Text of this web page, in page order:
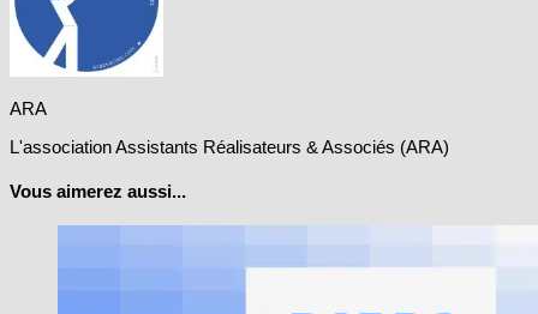
ARA
L'association Assistants Réalisateurs & Associés (ARA)
Vous aimerez aussi...